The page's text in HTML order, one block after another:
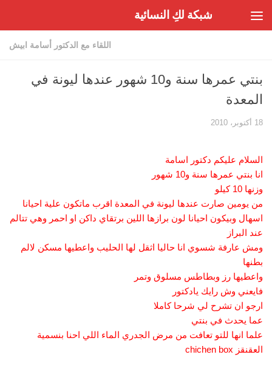
شبكة لكِ النسائية
اللقاء مع الدكتور أسامة ابيش
بنتي عمرها سنة و10 شهور عندها ليونة في
المعدة
18 أكتوبر، 2010
السلام عليكم دكتور اسامة
انا بنتي عمرها سنة و10 شهور
وزنها 10 كيلو
من يومين صارت عندها ليونة في المعدة اقرب ماتكون علية احيانا
اسهال وبيكون احيانا لون برازها اللين برتقاي داكن او احمر وهي تتالم
عند البراز
ومش عارفة شسوي انا حاليا اثقل لها الحليب واعطيها مسكن لالم
بطنها
واعطيها رز وبطاطس مسلوق وتمر
فايعني وش رايك يادكتور
ارجو ان تشرح لي شرحا كاملا
عما يحدث في بنتي
علما انها للتو تعافت من مرض الجدري الماء اللي احنا بنسمية
العقنقز chichen box